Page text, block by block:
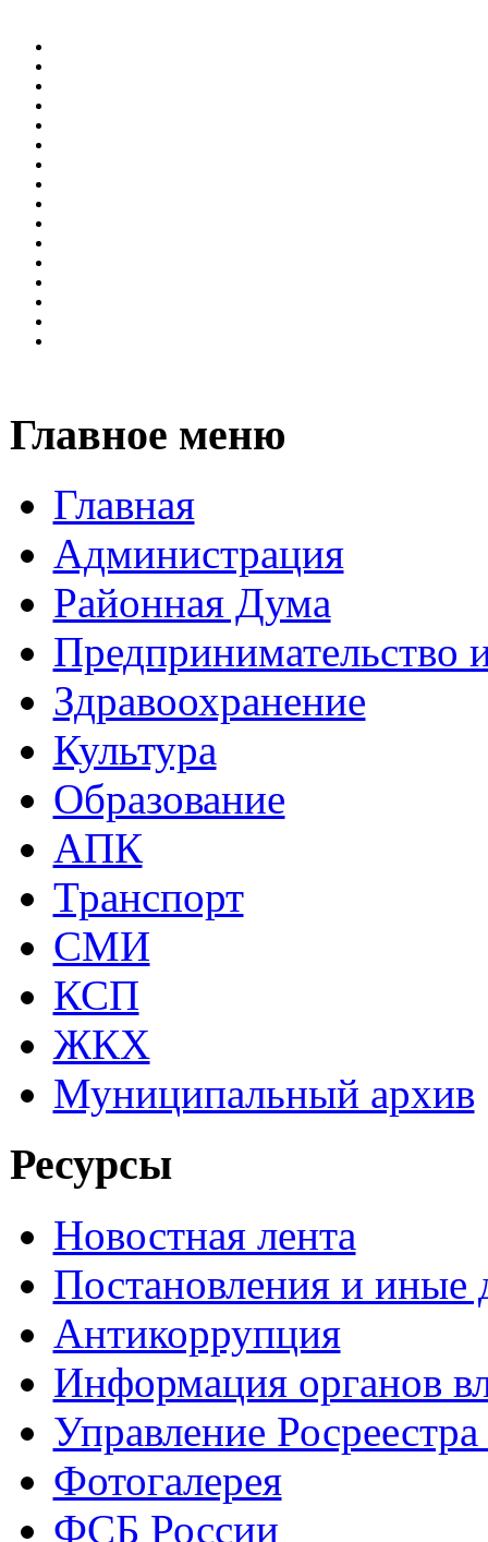
Главное меню
Главная
Администрация
Районная Дума
Предпринимательство
Здравоохранение
Культура
Образование
АПК
Транспорт
СМИ
КСП
ЖКХ
Муниципальный архив
Ресурсы
Новостная лента
Постановления и иные
Антикоррупция
Информация органов
Управление
Фотогалерея
ФСБ России